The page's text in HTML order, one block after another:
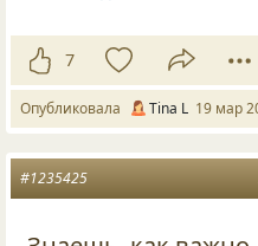
7
Опубликовала Tina L 19 мар
#1235425